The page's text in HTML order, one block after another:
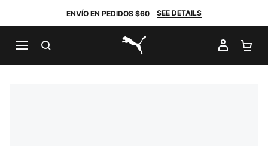
ENVÍO EN PEDIDOS $60 SEE DETAILS
PUMA.com
MI